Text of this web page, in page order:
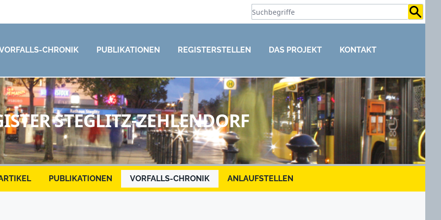
CHRONIK PUBLIKATIONEN REGISTERSTELLEN DAS PROJEKT KONTAKT
STEGLITZ-ZEHLENDORF
PUBLIKATIONEN VORFALLS-CHRONIK ANLAUFSTELLEN